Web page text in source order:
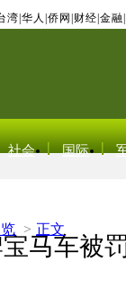
湾 华人 侨网 财经 金融
社会 国际
> 正文
马车被